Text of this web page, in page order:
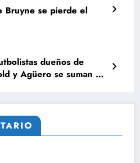
Bruyne se pierde el
dueños de
y Agüero se suman a